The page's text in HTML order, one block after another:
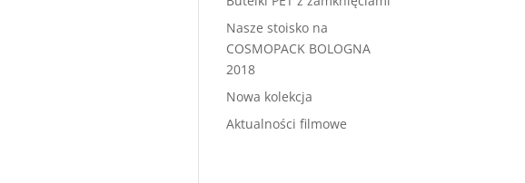
Nasze stoisko na
COSMOPACK BOLOGNA
2018
Nowa kolekcja
Aktualności filmowe